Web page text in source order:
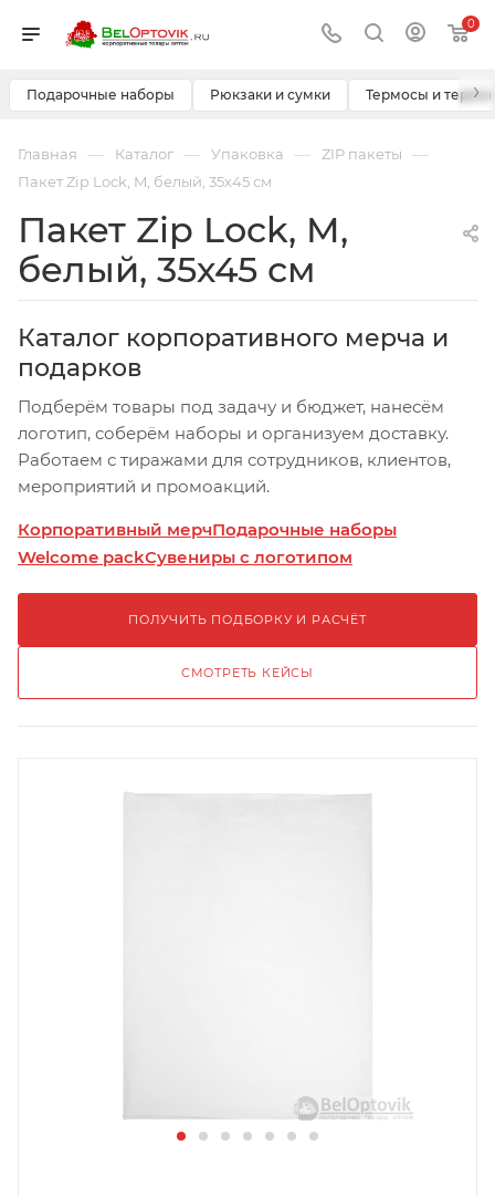
0
Подарочные наборы Рюкзаки и сумки Термосы и ›
Главная — Каталог — Упаковка — ZIP пакеты —
Пакет Zip Lock, M, белый, 35х45 см
Пакет Zip Lock, M,
белый, 35х45 см
Каталог корпоративного мерча и
подарков
Подберём товары под задачу и бюджет, нанесём
логотип, соберём наборы и организуем доставку.
Работаем с тиражами для сотрудников, клиентов,
мероприятий и промоакций.
Корпоративный мерчПодарочные наборы
Welcome packСувениры с логотипом
ПОЛУЧИТЬ ПОДБОРКУ И РАСЧЁТ
СМОТРЕТЬ КЕЙСЫ